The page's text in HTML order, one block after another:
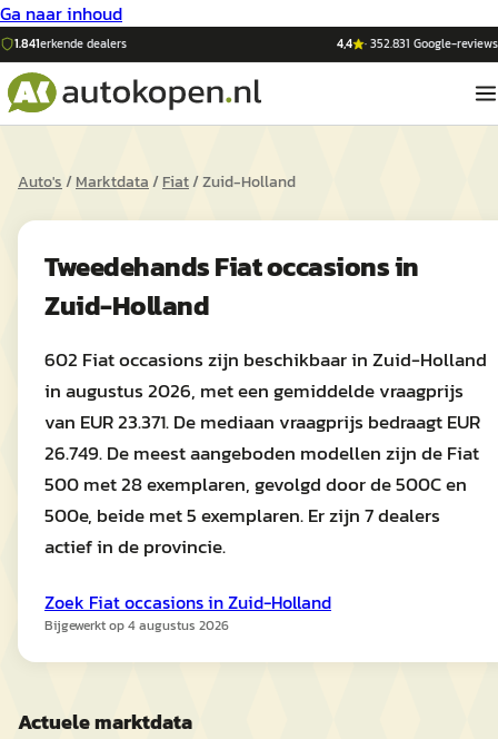
Ga naar inhoud
1.841erkende dealers 4,4 ·352.831 Google-reviews
Auto's/Marktdata/Fiat/Zuid-Holland
TweedehandsFiatoccasions in
Zuid-Holland
602 Fiat occasions zijn beschikbaar in Zuid-Holland
in augustus 2026, met een gemiddelde vraagprijs
van EUR 23.371. De mediaan vraagprijs bedraagt EUR
26.749. De meest aangeboden modellen zijn de Fiat
500 met 28 exemplaren, gevolgd door de 500C en
500e, beide met 5 exemplaren. Er zijn 7 dealers
actief in de provincie.
Zoek Fiatoccasions inZuid-Holland
Bijgewerkt op4 augustus 2026
Actuele marktdata